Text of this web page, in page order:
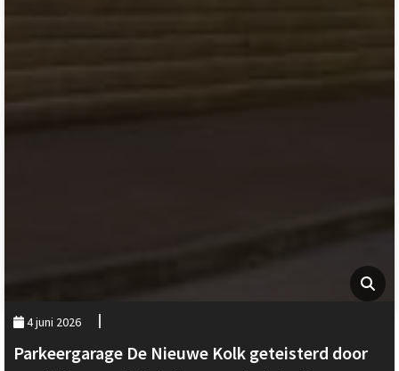
4 juni 2026
Parkeergarage De Nieuwe Kolk geteisterd door